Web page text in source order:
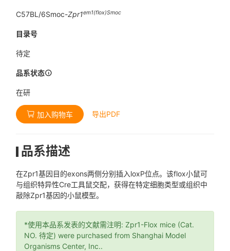
C57BL/6Smoc-Zpr1em1(flox)Smoc
目录号
待定
品系状态
在研
加入购物车 导出PDF
品系描述
在Zpr1基因目的exons两侧分别插入loxP位点。该flox小鼠可
与组织特异性Cre工具鼠交配，获得在特定细胞类型或组织中
敲除Zpr1基因的小鼠模型。
*使用本品系发表的文献需注明: Zpr1-Flox mice (Cat.
NO. 待定) were purchased from Shanghai Model
Organisms Center, Inc..